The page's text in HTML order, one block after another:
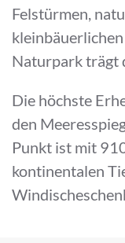
Felstürmen,
Naturpark trägt
Die höchste
den
Punkt ist mit
kontinentalen